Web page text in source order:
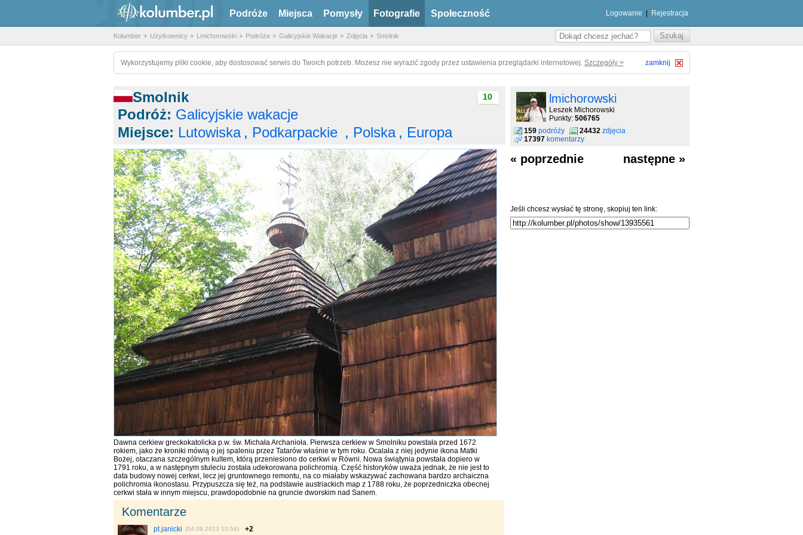
Podróże Miejsca Pomysły Fotografie Społeczność Logowanie Rejestracja
Kolumber Użytkownicy Lmichorowski Podróże Galicyjskie Wakacje Zdjęcia Smolnik
Wykorzystujemy pliki cookie, aby dostosować serwis do Twoich potrzeb. Możesz nie wyrazić zgody przez ustawienia przeglądarki internetowej. Szczegóły > zamknij
10
Smolnik
Podróż: Galicyjskie wakacje
Miejsce: Lutowiska , Podkarpackie , Polska , Europa
Dawna cerkiew greckokatolicka p.w. św. Michała Archanioła. Pierwsza cerkiew w Smolniku powstała przed 1672
rokiem, jako że kroniki mówią o jej spaleniu przez Tatarów właśnie w tym roku. Ocalała z niej jedynie ikona Matki
Bożej, otaczana szczególnym kultem, którą przeniesiono do cerkwi w Równi. Nowa świątynia powstała dopiero w
1791 roku, a w następnym stuleciu została udekorowana polichromią. Część historyków uważa jednak, że nie jest to
data budowy nowej cerkwi, lecz jej gruntownego remontu, na co miałaby wskazywać zachowana bardzo archaiczna
polichromia ikonostasu. Przypuszcza się też, na podstawie austriackich map z 1788 roku, że poprzedniczka obecnej
cerkwi stała w innym miejscu, prawdopodobnie na gruncie dworskim nad Sanem.
Komentarze
pt.janicki (04.09.2013 10:54) +2
lmichorowski
Leszek Michorowski
Punkty: 506765
159 podróży 24432 zdjęcia
17397 komentarzy
« poprzednie następne »
Jeśli chcesz wysłać tę stronę, skopiuj ten link: